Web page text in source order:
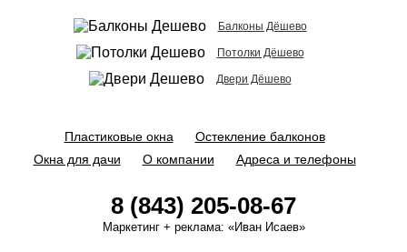
Балконы Дёшево
Потолки Дёшево
Двери Дёшево
Пластиковые окна
Остекление балконов
Окна для дачи
О компании Адреса и телефоны
8 (843) 205-08-67
Маркетинг + реклама: «Иван Исаев»